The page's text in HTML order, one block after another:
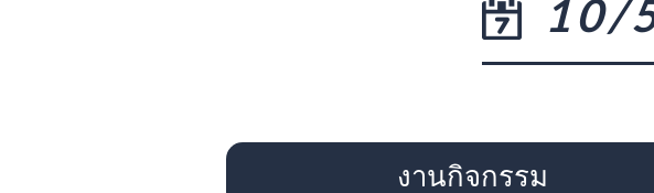
10/
งานกิจกรรม